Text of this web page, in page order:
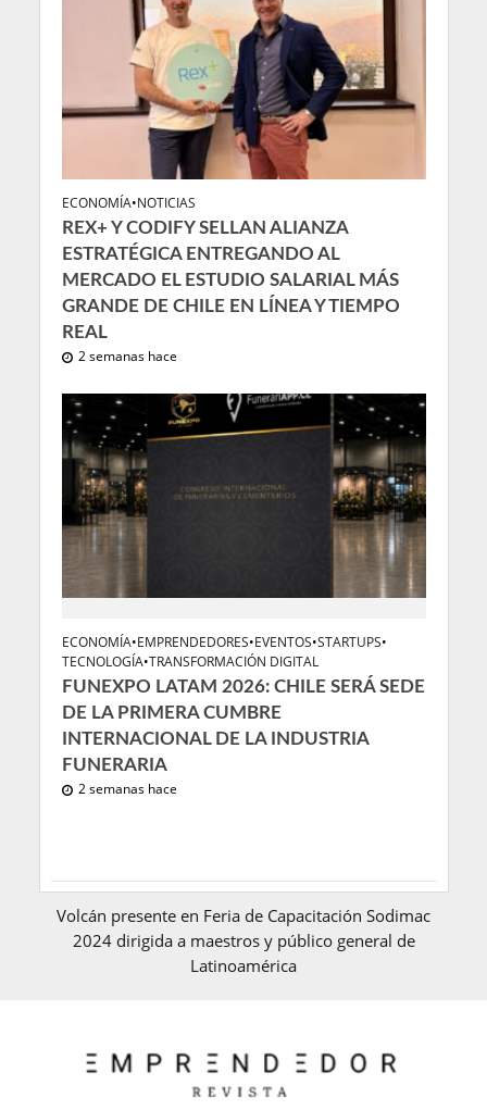
ECONOMÍA•NOTICIAS
REX+ Y CODIFY SELLAN ALIANZA
ESTRATÉGICA ENTREGANDO AL
MERCADO EL ESTUDIO SALARIAL MÁS
GRANDE DE CHILE EN LÍNEA Y TIEMPO
REAL
2 semanas hace
ECONOMÍA•EMPRENDEDORES•EVENTOS•STARTUPS•
TECNOLOGÍA•TRANSFORMACIÓN DIGITAL
FUNEXPO LATAM 2026: CHILE SERÁ SEDE
DE LA PRIMERA CUMBRE
INTERNACIONAL DE LA INDUSTRIA
FUNERARIA
2 semanas hace
Volcán presente en Feria de Capacitación Sodimac
2024 dirigida a maestros y público general de
Latinoamérica